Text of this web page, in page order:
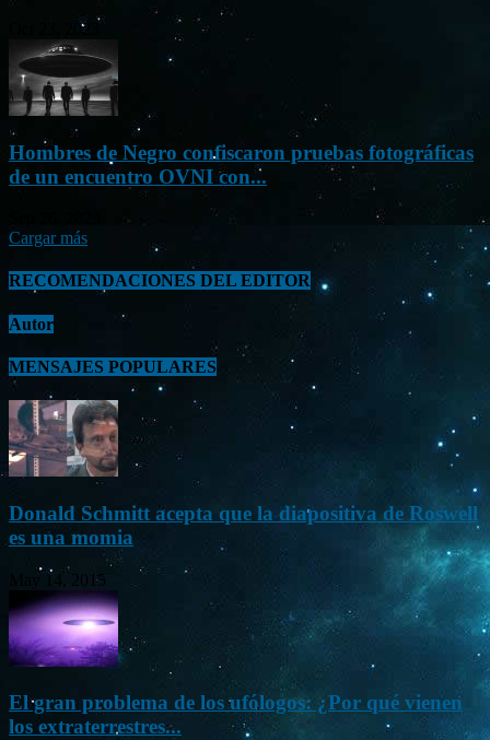
Oct 23, 2023
Hombres de Negro confiscaron pruebas fotográficas
de un encuentro OVNI con...
Cargar más
RECOMENDACIONES DEL EDITOR
Autor
MENSAJES POPULARES
Donald Schmitt acepta que la diapositiva de Roswell
es una momia
May 14, 2015
El gran problema de los ufólogos: ¿Por qué vienen
los extraterrestres...